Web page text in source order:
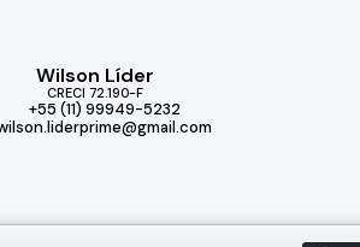
Wilson Líder
CRECI 72.190-F
+55 (11) 99949-5232